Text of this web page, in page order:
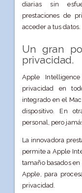
diarias sin
prestaciones de
acceder a tus
Un gran
privacidad.
Apple
privacidad en
integrado en el
dispositivo. En
personal, pero
La innovadora
permite a Apple
tamaño basados
Apple, para
privacidad.